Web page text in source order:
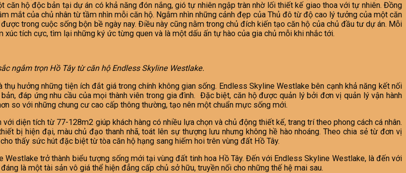
căn hộ độc bản tại dự án có khả năng đón nắng, gió tự nhiên ngập tràn nhờ lối thiết kế giao thoa với tự nhiên. Đồng
mắt của chủ nhân từ tầm nhìn mỗi căn hộ. Ngắm nhìn những cảnh đẹp của Thủ đô từ độ cao lý tưởng của một căn
trong cuộc sống bộn bề ngày nay. Điều này cũng nằm trong chủ đích kiến tạo căn hộ của chủ đầu tư dự án. Mỗi
tích cực, tìm lại những ký ức từng quen và là một dấu ấn tự hào của gia chủ mỗi khi nhắc tới.
ngắm trọn Hồ Tây từ căn hộ Endless Skyline Westlake.
hưởng những tiện ích đắt giá trong chính không gian sống. Endless Skyline Westlake bên cạnh khả năng kết nối
đáp ứng nhu cầu của mọi thành viên trong gia đình. Đặc biệt, căn hộ được quản lý bởi đơn vị quản lý vận hành
so với những chung cư cao cấp thông thường, tạo nên một chuẩn mực sống mới.
diện tích từ 77-128m2 giúp khách hàng có nhiều lựa chọn và chủ động thiết kế, trang trí theo phong cách cá nhân.
bị hiện đại, màu chủ đạo thanh nhã, toát lên sự thượng lưu nhưng không hề hào nhoáng. Theo chia sẻ từ đơn vị
thấy sức hút đặc biệt từ tòa căn hộ hạng sang hiếm hoi trên vùng đất Hồ Tây.
trở thành biểu tượng sống mới tại vùng đất tinh hoa Hồ Tây. Đến với Endless Skyline Westlake, là đến với
là một tài sản vô giá thể hiện đẳng cấp chủ sở hữu, truyền nối cho những thế hệ mai sau.